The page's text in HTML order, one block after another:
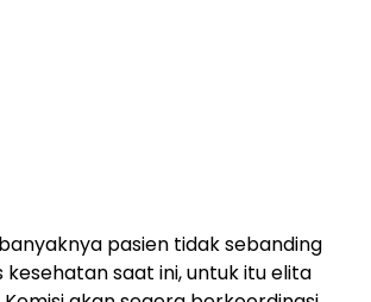
pasien tidak sebanding
kesehatan saat ini, untuk itu elita